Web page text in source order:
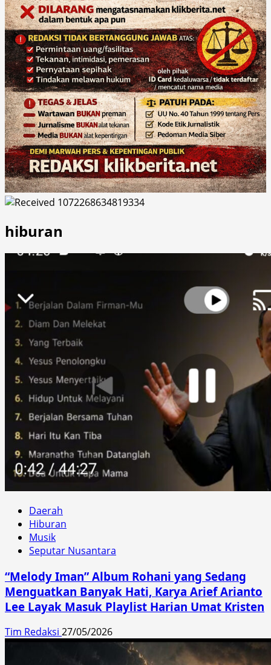
hiburan
Daerah
Hiburan
Musik
Seputar Nusantara
“Melody Iman” Album Rohani yang Sedang
Menguatkan Banyak Hati, Karya Arief Arianto
Lee Layak Masuk Playlist Harian Umat Kristen
Tim Redaksi 27/05/2026